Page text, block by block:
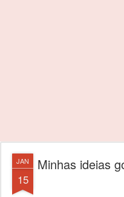
JAN
15
Minhas ideias